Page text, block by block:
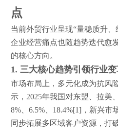
点
当前外贸行业呈现“量稳质升、
企业经营痛点也随趋势迭代愈
的核心方向。
1. 三大核心趋势引领行业
市场布局上，多元化成为抗风
示， 2025年我国对东盟、拉美
8%、6.5%、18.4%[1] ，新兴市
同步拓展多区域客户资源，打